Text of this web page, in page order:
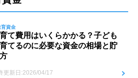
資金
て費用はいくらかかる？子ども
てるのに必要な資金の相場と貯
更新日:2026/04/17